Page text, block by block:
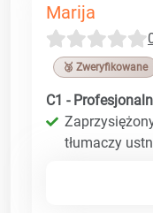
Marija
🥉 Zweryfikowane
C1 -
tłumaczy